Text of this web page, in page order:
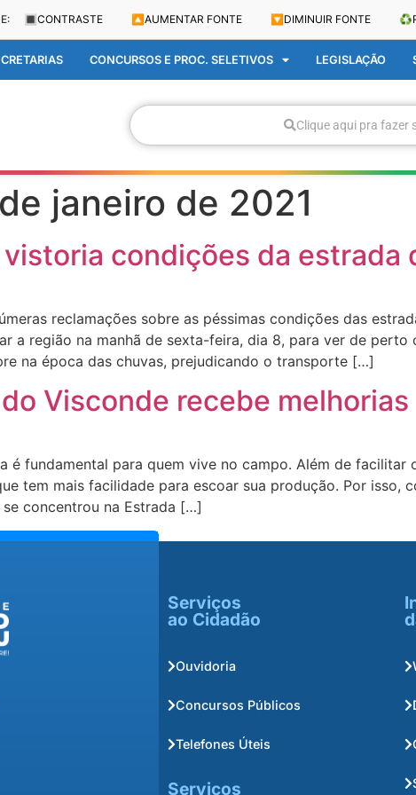
🔳 CONTRASTE 🔼 AUMENTAR FONTE 🔽 DIMINUIR FONTE ♻️
CONCURSOS E PROC. SELETIVOS LEGISLAÇÃO
Clique aqui pra fazer
janeiro de 2021
condições da estrada
reclamações sobre as péssimas condições das
a região na manhã de sexta-feira, dia 8, para ver de
na época das chuvas, prejudicando o transporte […]
Visconde recebe melhorias
é fundamental para quem vive no campo. Além de
tem mais facilidade para escoar sua produção. Por
concentrou na Estrada […]
Serviços
ao Cidadão
Ouvidoria
Concursos Públicos
Telefones Úteis
Serviços